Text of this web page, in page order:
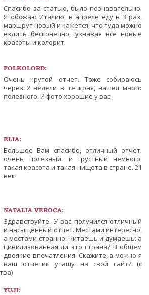
Спасибо за статью, было познавательно.
Я обожаю Италию, в апреле еду в 3 раз,
маршрут новый и кажется, что туда можно
ездить бесконечно, узнавая все новые
красоты и колорит.
FOLKOLORD:
Очень крутой отчет. Тоже собираюсь
через 2 недели в те края, нашел много
полезного. И фото хорошие у вас!
ELIA:
Большое Вам спасибо, отличный отчет.
очень полезный. и грустный немного.
такая красота и такая нищета в стране. 21
век.
NATALIA VEROCA:
Здравствуйте. У вас получился отличный
и насыщенный отчет. Местами интересно,
а местами странно. Читаешь и думаешь: а
цивилизованная ли это страна? В общем
двоякие впечатления. Скажите, а можно я
ваш отчетик утащу на свой сайт? (с
YUJI: